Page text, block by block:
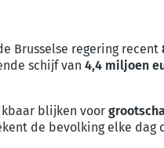
Brusselse regering recent
schijf van 4,4 miljoen
blijken voor
de bevolking elke